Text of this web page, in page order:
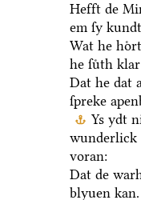
Hefft de
em ſy
Wat he
he ſuͤth
Dat he dat
ſpreke
Ys ydt
wunderlick
voran:
Dat de
blyuen kan.